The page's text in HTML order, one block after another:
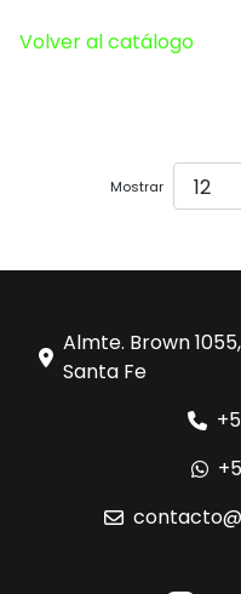
Volver al catálogo
Mostrar
Almte. Brown
Santa Fe